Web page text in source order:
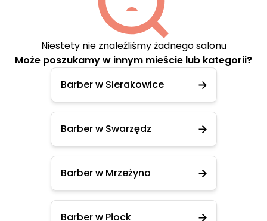
Niestety nie znaleźliśmy żadnego salonu
Może poszukamy w innym mieście lub kategorii?
Barber w Sierakowice
Barber w Swarzędz
Barber w Mrzeżyno
Barber w Płock